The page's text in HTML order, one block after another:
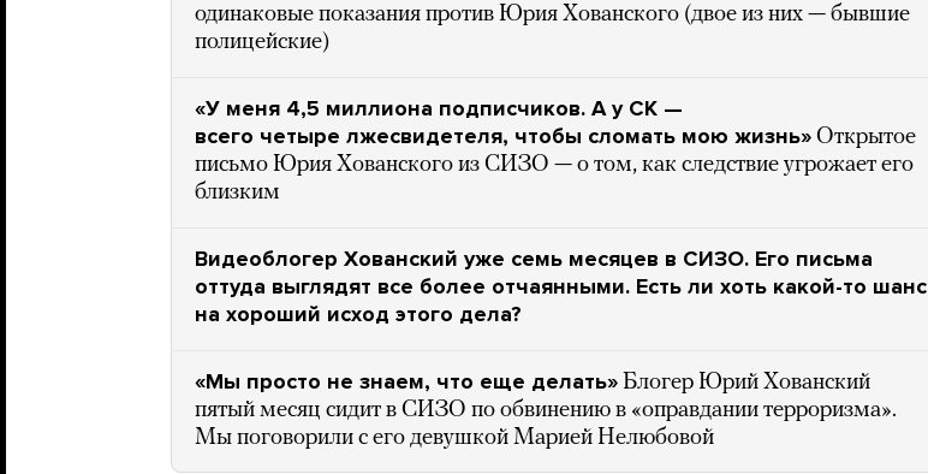
одинаковые показания против Юрия Хованского (двое из них — бывшие
полицейские)
«У меня 4,5 миллиона подписчиков. А у СК —
всего четыре лжесвидетеля, чтобы сломать мою жизнь» Открытое
письмо Юрия Хованского из СИЗО — о том, как следствие угрожает его
близким
Видеоблогер Хованский уже семь месяцев в СИЗО. Его письма
оттуда выглядят все более отчаянными. Есть ли хоть какой-то шанс
на хороший исход этого дела?
«Мы просто не знаем, что еще делать» Блогер Юрий Хованский
пятый месяц сидит в СИЗО по обвинению в «оправдании терроризма».
Мы поговорили с его девушкой Марией Нелюбовой